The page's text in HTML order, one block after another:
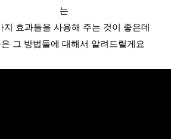
는
지 효과들을 사용해 주는 것이 좋은데
그 방법들에 대해서 알려드릴게요